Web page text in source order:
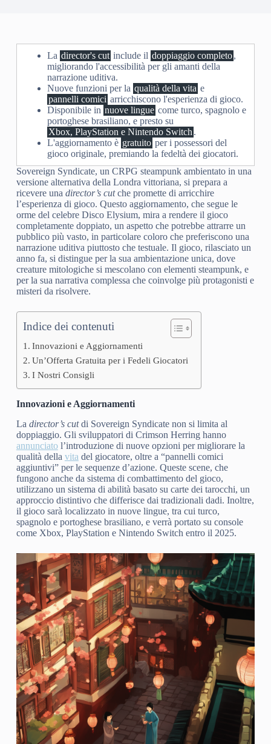
La director's cut include il doppiaggio completo,
migliorando l'accessibilità per gli amanti della
narrazione uditiva.
Nuove funzioni per la qualità della vita e
pannelli comici arricchiscono l'esperienza di gioco.
Disponibile in nuove lingue come turco, spagnolo e
portoghese brasiliano, e presto su
Xbox, PlayStation e Nintendo Switch .
L'aggiornamento è gratuito per i possessori del
gioco originale, premiando la fedeltà dei giocatori.
Sovereign Syndicate, un CRPG steampunk ambientato in una
versione alternativa della Londra vittoriana, si prepara a
ricevere una director’s cutche promette di arricchire
l’esperienza di gioco. Questo aggiornamento, che segue le
orme del celebre Disco Elysium, mira a rendere il gioco
completamente doppiato, un aspetto che potrebbe attrarre un
pubblico più vasto, in particolare coloro che preferiscono una
narrazione uditiva piuttosto che testuale. Il gioco, rilasciato un
anno fa, si distingue per la sua ambientazione unica, dove
creature mitologiche si mescolano con elementi steampunk, e
per la sua narrativa complessa che coinvolge più protagonisti e
misteri da risolvere.
Indice dei contenuti
Innovazioni e Aggiornamenti
Un’Offerta Gratuita per i Fedeli Giocatori
I Nostri Consigli
Innovazioni e Aggiornamenti
La director’s cutdi Sovereign Syndicate non si limita al
doppiaggio. Gli sviluppatori di Crimson Herring hanno
annunciatol’introduzione di nuove opzioni per migliorare la
qualità della vita del giocatore, oltre a “pannelli comici
aggiuntivi” per le sequenze d’azione. Queste scene, che
fungono anche da sistema di combattimento del gioco,
utilizzano un sistema di abilità basato su carte dei tarocchi, un
approccio distintivo che differisce dai tradizionali dadi. Inoltre,
il gioco sarà localizzato in nuove lingue, tra cui turco,
spagnolo e portoghese brasiliano, e verrà portato su console
come Xbox, PlayStation e Nintendo Switch entro il 2025.